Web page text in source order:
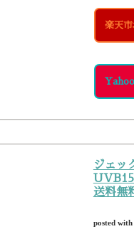
楽天市
ジェッ
送料無
posted with